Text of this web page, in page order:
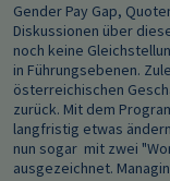
Gender Pay Gap,
Diskussionen über
noch keine
in Führungsebenen.
österreichischen
zurück. Mit dem
langfristig etwas
nun sogar mit zwei
ausgezeichnet.